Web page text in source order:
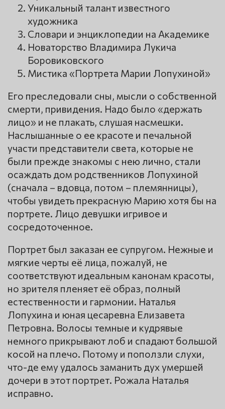
Уникальный талант известного
художника
Словари и энциклопедии на Академике
Новаторство Владимира Лукича
Боровиковского
Мистика «Портрета Марии Лопухиной»
Его преследовали сны, мысли о собственной
смерти, привидения. Надо было «держать
лицо» и не плакать, слушая насмешки.
Наслышанные о ее красоте и печальной
участи представители света, которые не
были прежде знакомы с нею лично, стали
осаждать дом родственников Лопухиной
(сначала – вдовца, потом – племянницы),
чтобы увидеть прекрасную Марию хотя бы на
портрете. Лицо девушки игривое и
сосредоточенное.
Портрет был заказан ее супругом. Нежные и
мягкие черты её лица, пожалуй, не
соответствуют идеальным канонам красоты,
но зрителя пленяет её образ, полный
естественности и гармонии. Наталья
Лопухина и юная цесаревна Елизавета
Петровна. Волосы темные и кудрявые
немного прикрывают лоб и спадают большой
косой на плечо. Потому и поползли слухи,
что-де ему удалось заманить дух умершей
дочери в этот портрет. Рожала Наталья
исправно.